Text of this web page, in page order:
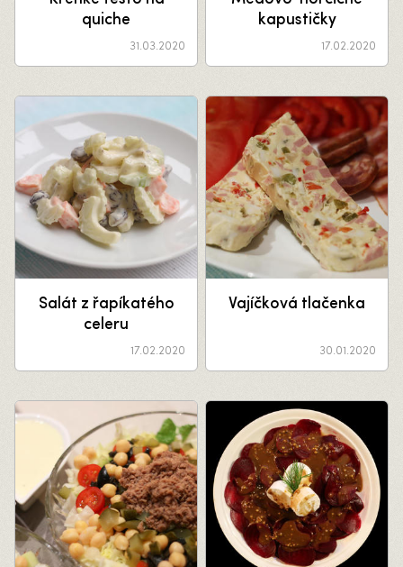
quiche
31.03.2020
kapustičky
17.02.2020
Salát z řapíkatého
celeru
17.02.2020
Vajíčková tlačenka
30.01.2020